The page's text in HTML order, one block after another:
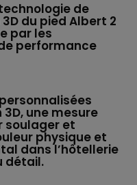
de
du pied Albert 2
par les
performance
une mesure
soulager et
physique et
dans l’hôtellerie
détail.